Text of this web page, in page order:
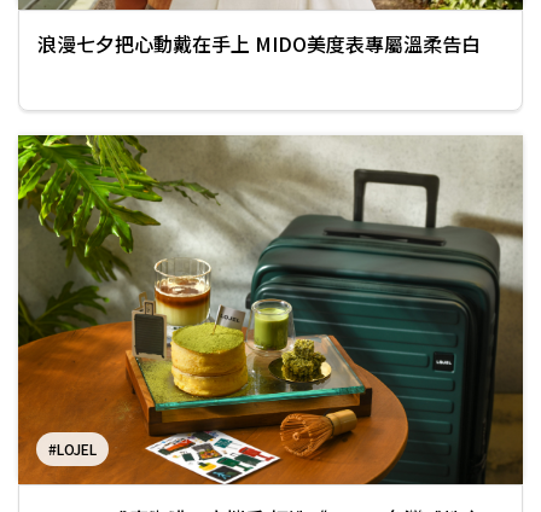
浪漫七夕把心動戴在手上 MIDO美度表專屬溫柔告白
#LOJEL